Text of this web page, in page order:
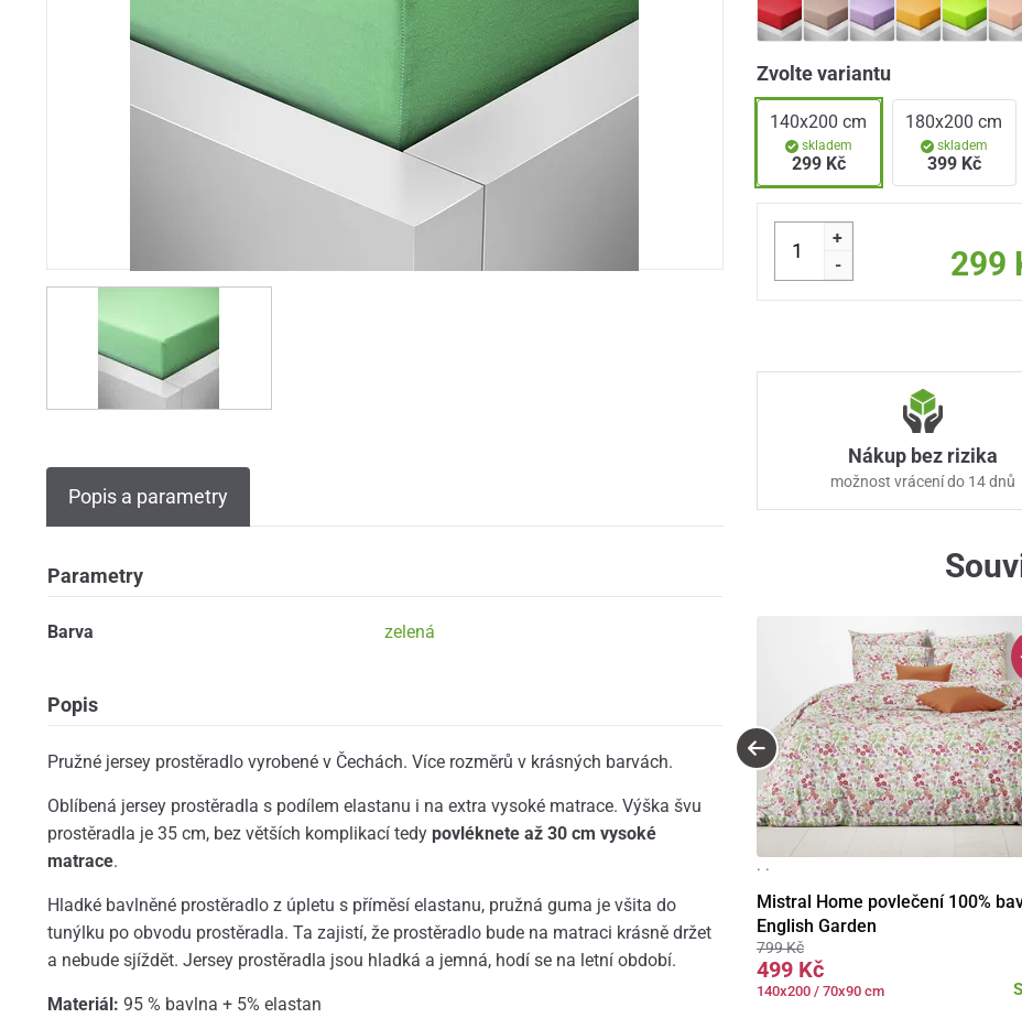
Popis a parametry
Parametry
Barva zelená
Popis
Pružné jersey prostěradlo vyrobené v Čechách. Více rozměrů v krásných barvách.
Oblíbená jersey prostěradla s podílem elastanu i na extra vysoké matrace. Výška švu
prostěradla je 35 cm, bez větších komplikací tedy povléknete až 30 cm vysoké
matrace.
Hladké bavlněné prostěradlo z úpletu s příměsí elastanu, pružná guma je všita do
tunýlku po obvodu prostěradla. Ta zajistí, že prostěradlo bude na matraci krásně držet
a nebude sjíždět. Jersey prostěradla jsou hladká a jemná, hodí se na letní období.
Materiál: 95 % bavlna + 5% elastan
Zvolte variantu
140x200 cm
skladem
299 Kč
180x200 cm
skladem
399 Kč
+
-
299
Nákup bez rizika
možnost vrácení do 14 dnů
· ·
Mistral Home povlečení 100%
English Garden
799 Kč
499 Kč
140x200 / 70x90 cm